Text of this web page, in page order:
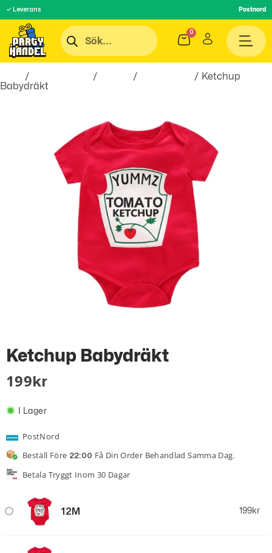
✓ Leverans Postnord
/ / /
/ Ketchup
Babydräkt
Ketchup Babydräkt
199 Kr
I Lager
PostNord
Beställ Före 22:00 Få Din Order Behandlad Samma Dag.
Betala Tryggt Inom 30 Dagar
12M 199kr